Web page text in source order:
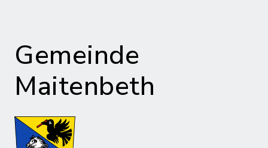
Gemeinde
Maitenbeth